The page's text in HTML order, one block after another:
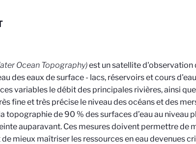
Ocean Topography)est un satellite d'observation
des eaux de surface - lacs, réservoirs et cours
variables le débit des principales rivières, ainsi
fine et très précise le niveau des océans et des
topographie de 90 % des surfaces d’eau au niveau
auparavant. Ces mesures doivent permettre de
de mieux maîtriser les ressources en eau devenues